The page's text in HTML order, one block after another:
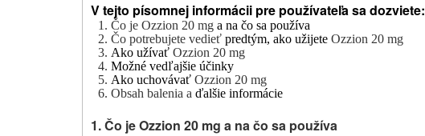
V tejto písomnej informácii pre používateľa sa dozviete:
1. Čo je Ozzion 20 mg a na čo sa používa
2. Čo potrebujete vedieť predtým, ako užijete Ozzion 20 mg
3. Ako užívať Ozzion 20 mg
4. Možné vedľajšie účinky
5. Ako uchovávať Ozzion 20 mg
6. Obsah balenia a ďalšie informácie
1. Čo je Ozzion 20 mg a na čo sa používa